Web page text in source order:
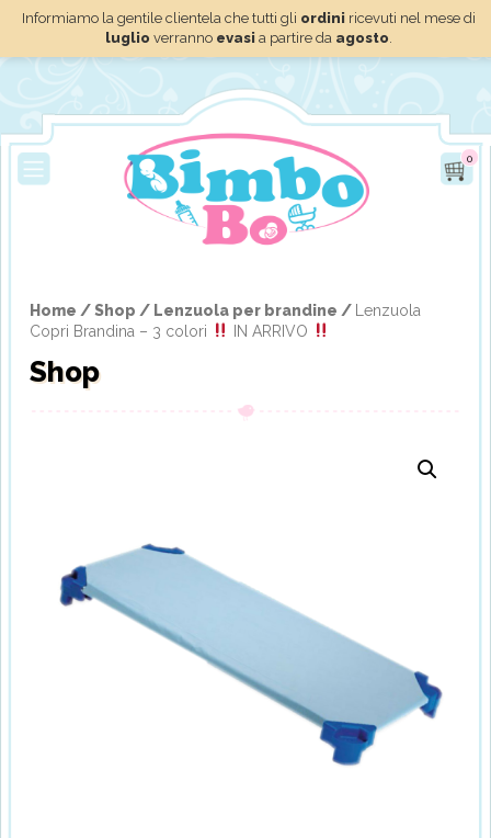
Informiamo la gentile clientela che tutti gli ordini ricevuti nel mese di
luglio verranno evasi a partire da agosto.
0
Home /Shop / Lenzuola per brandine /
Lenzuola
Copri Brandina – 3 colori
IN ARRIVO
Shop